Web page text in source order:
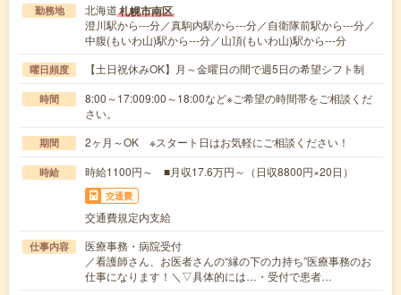
勤務地 北海道札幌市南区
澄川駅から---分／真駒内駅から---分／自衛隊前駅から---分／
中腹(もいわ山)駅から---分／山頂(もいわ山)駅から---分
曜日頻度 【土日祝休みOK】月～金曜日の間で週5日の希望シフト制
時間
8:00～17:009:00～18:00など※ご希望の時間帯をご相談くだ
さい。
期間 2ヶ月～OK ※スタート日はお気軽にご相談ください！
時給 時給1100円～ ■月収17.6万円～（日収8800円×20日）
交通費
交通費規定内支給
仕事内容
医療事務・病院受付
／看護師さん、お医者さんの“縁の下の力持ち”医療事務のお
仕事になります！＼▽具体的には…・受付で患者…